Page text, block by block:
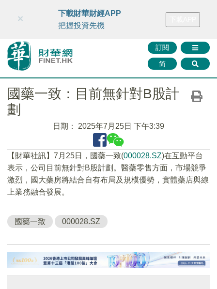
財華智庫網 FINTV FINMETA 財華證券 媒體矩陣
訂閱
简
×
下載財華財經APP
把握投資先機
國藥一致：目前無針對B股計
劃
日期： 2025年7月25日 下午3:39
【財華社訊】7月25日，國藥一致(000028.SZ)在互動平台
表示，公司目前無針對B股計劃。醫藥零售方面，市場競爭
激烈，國大藥房將結合自有布局及規模優勢，實體藥店與線
上業務融合發展。
國藥一致 000028.SZ